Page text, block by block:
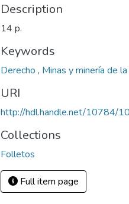
Description
14 p.
Keywords
Derecho , Minas y minería de
URI
http://hdl.handle.net/10784/
Collections
Folletos
Full item page